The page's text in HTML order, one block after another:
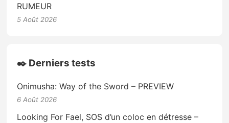
RUMEUR
5 Août 2026
✒️ Derniers tests
Onimusha: Way of the Sword – PREVIEW
6 Août 2026
Looking For Fael, SOS d’un coloc en détresse –